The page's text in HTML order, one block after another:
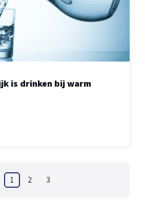
is drinken bij warm
1 2 3